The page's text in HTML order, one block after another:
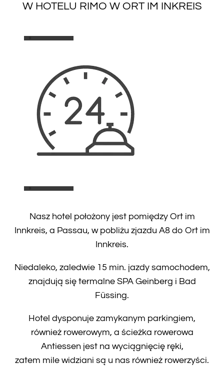
W HOTELU RIMO W ORT IM INKREIS
0
0
Nasz hotel położony jest pomiędzy Ort im
Innkreis, a Passau, w pobliżu zjazdu A8 do Ort im
Innkreis.
Niedaleko, zaledwie 15 min. jazdy samochodem,
znajdują się termalne SPA Geinberg i Bad
Füssing.
Hotel dysponuje zamykanym parkingiem,
również rowerowym, a ścieżka rowerowa
Antiessen jest na wyciągnięcię ręki,
zatem mile widziani są u nas również rowerzyści.